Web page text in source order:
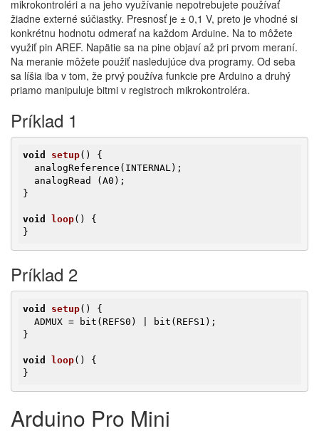
mikrokontroléri a na jeho využívanie nepotrebujete používať
žiadne externé súčiastky. Presnosť je ± 0,1 V, preto je vhodné si
konkrétnu hodnotu odmerať na každom Arduine. Na to môžete
využiť pin AREF. Napätie sa na pine objaví až pri prvom meraní.
Na meranie môžete použiť nasledujúce dva programy. Od seba
sa líšia iba v tom, že prvý používa funkcie pre Arduino a druhý
priamo manipuluje bitmi v registroch mikrokontroléra.
Príklad 1
void setup()
{
}
void loop()
{
}
Príklad 2
void setup()
{
}
void loop()
{
}
Arduino Pro Mini